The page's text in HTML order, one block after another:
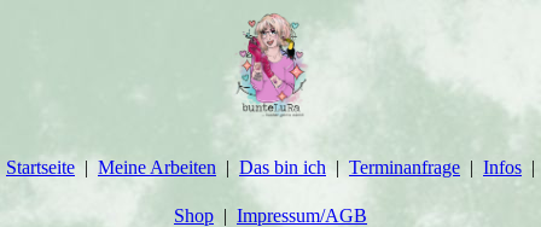
Startseite Meine Arbeiten Das bin ich Terminanfrage Infos
Shop Impressum/AGB